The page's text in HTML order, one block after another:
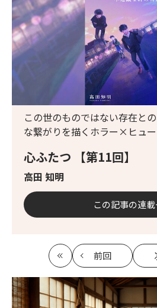
心ふたつ 【第11回】
高田 知明
この世のものではない存在と
な繋がりを描くホラー×ヒュ
この記事の連
最
初
前回
記
事
へ